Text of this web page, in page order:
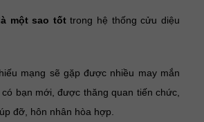
một sao tốttrong hệ thống cửu diệu
mạng sẽ gặp được nhiều may mắn
bạn mới, được thăng quan tiến chức,
đỡ, hôn nhân hòa hợp.